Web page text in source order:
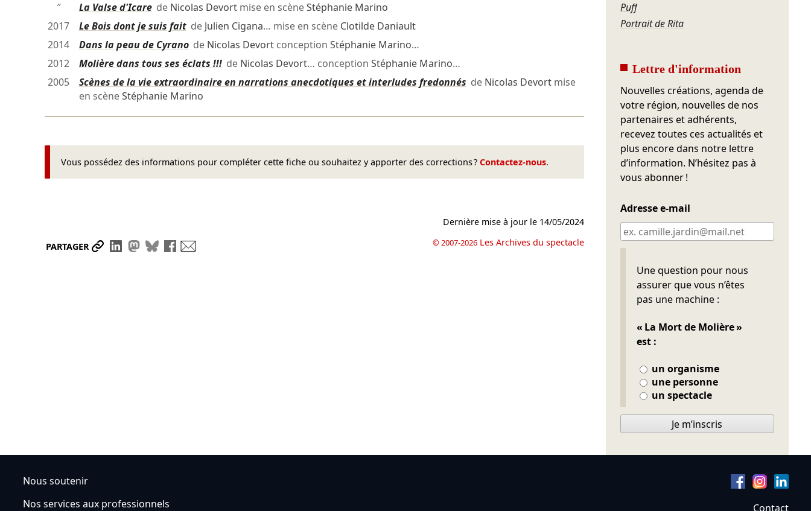
″
La Valse d'Icarede Nicolas Devortmise en scèneStéphanie Marino
2017
Le Bois dont je suis faitde Julien Cigana… mise en scène Clotilde Daniault
2014
Dans la peau de Cyranode Nicolas Devortconception Stéphanie Marino…
2012
Molière dans tous ses éclats !!!de Nicolas Devort… conception Stéphanie Marino…
2005
Scènes de la vie extraordinaire en narrations anecdotiques et interludes fredonnés de Nicolas Devortmise
en scèneStéphanie Marino
Vous possédez des informations pour compléter cette fiche ou souhaitez y apporter des corrections ? Contactez-nous.
PARTAGER Partager le lien
Partager sur LinkedIn
Partager sur Mastodon
Partager sur Bluesky
Partager sur Facebook
Dernière mise à jour le 14/05/2024
© 2007-2026 Les Archives du spectacle
Puff
Portrait de Rita
Lettre d'information
Nouvelles créations, agenda de
votre région, nouvelles de nos
partenaires et adhérents,
recevez toutes ces actualités et
plus encore dans notre lettre
d’information. N’hésitez pas à
vous abonner !
Adresse e-mail
Une question pour nous
assurer que vous n’êtes
pas une machine :
« La Mort de Molière »
est :
un organisme
une personne
un spectacle
Ne pas remplir
Je m’inscris
Nous soutenir
Nos services aux professionnels
Contact